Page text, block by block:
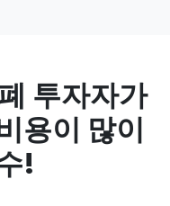
투자자가
용이 많이
!